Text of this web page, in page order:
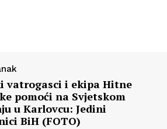
vatrogasci i ekipa Hitne
pomoći na Svjetskom
u Karlovcu: Jedini
BiH (FOTO)